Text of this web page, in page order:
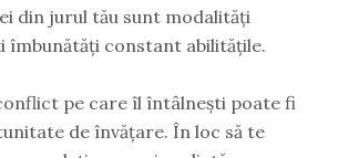
din jurul tău sunt modalități
îmbunătăți constant abilitățile.
pe care îl întâlnești poate fi
de învățare. În loc să te